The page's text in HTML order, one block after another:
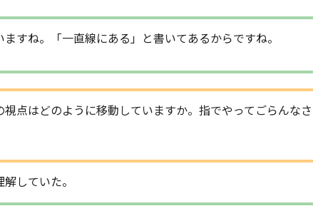
すね。「一直線にある」と書いてあるからですね。
点はどのように移動していますか。指でやってごらんなさ
していた。